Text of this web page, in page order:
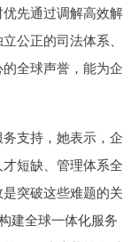
先通过调解高效解
公正的司法体系、
全球声誉，能为企
支持，她表示，企
短缺、管理体系全
突破这些难题的关
建全球一体化服务